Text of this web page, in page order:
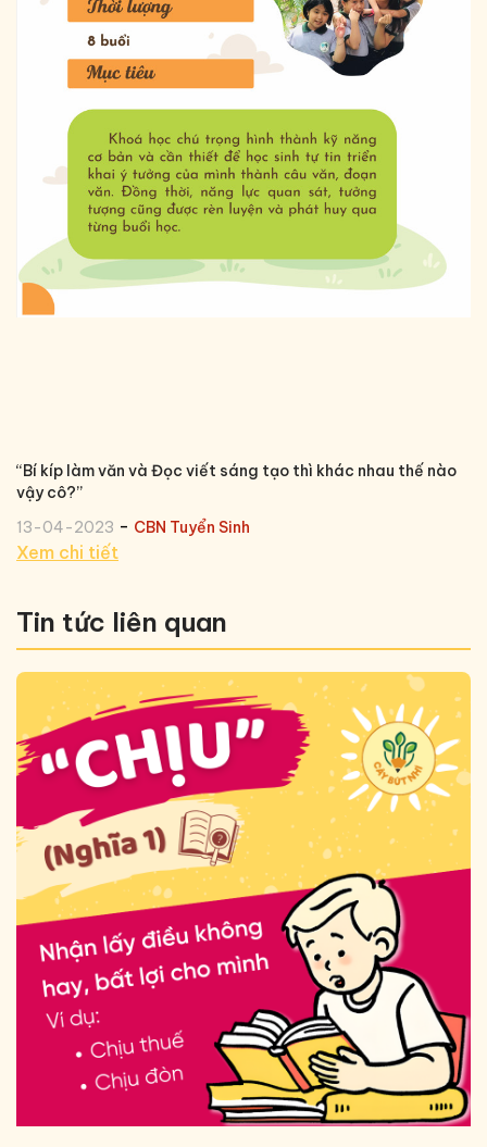
“Bí kíp làm văn và Đọc viết sáng tạo thì khác nhau thế nào
vậy cô?’’
13-04-2023 - CBN Tuyển Sinh
Xem chi tiết
Tin tức liên quan